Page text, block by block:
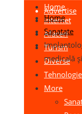
Advertise
Home
Internet
Afaceri
Turism
Diverse
Tehnologie
More
Home
Sanatate
medicală